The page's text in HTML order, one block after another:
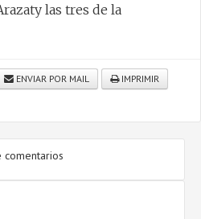
las tres de la
ENVIAR POR MAIL IMPRIMIR
comentarios